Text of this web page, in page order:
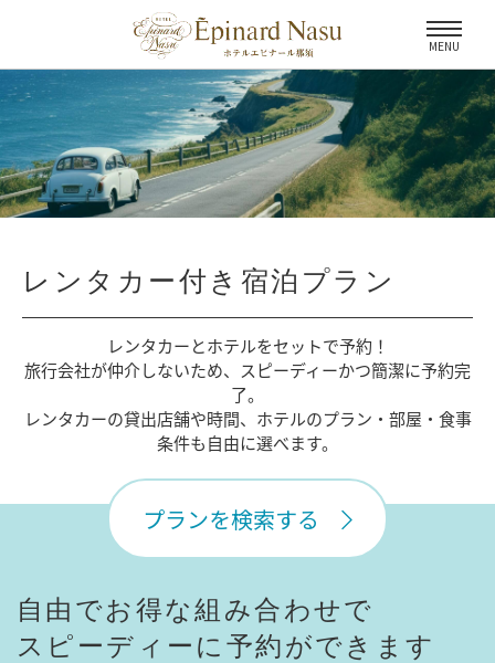
MENU
レンタカー付き宿泊プラン
レンタカーとホテルをセットで予約！
旅行会社が仲介しないため、
スピーディーかつ簡潔に予約完
了。
レンタカーの貸出店舗や時間、 ホテルのプラン・部屋・食事
条件も自由に選べます。
プランを検索する
自由でお得な組み合わせで
スピーディーに予約ができます